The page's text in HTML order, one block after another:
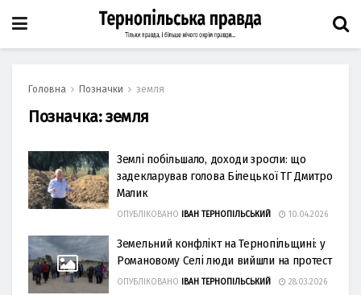
Головна Позначки земля
Позначка:земля
Землі побільшало, доходи зросли: що
задекларував голова Білецької ТГ Дмитро
Малик
ОПУБЛІКОВАНО ІВАН ТЕРНОПІЛЬСЬКИЙ 10.04.2026
Земельний конфлікт на Тернопільщині: у
Романовому Селі люди вийшли на протест
ОПУБЛІКОВАНО ІВАН ТЕРНОПІЛЬСЬКИЙ 28.03.2026